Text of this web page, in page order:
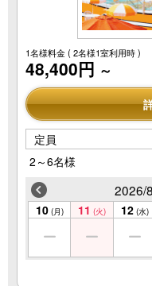
1名様料金( 2名様1室利用時 )
48,400円 ～
定員
2～6名様
2026/
10 (月) 11 (火) 12 (水)